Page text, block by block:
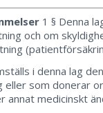
1 § Denna
och om
i denna lag
eller som donerar
annat medicinskt